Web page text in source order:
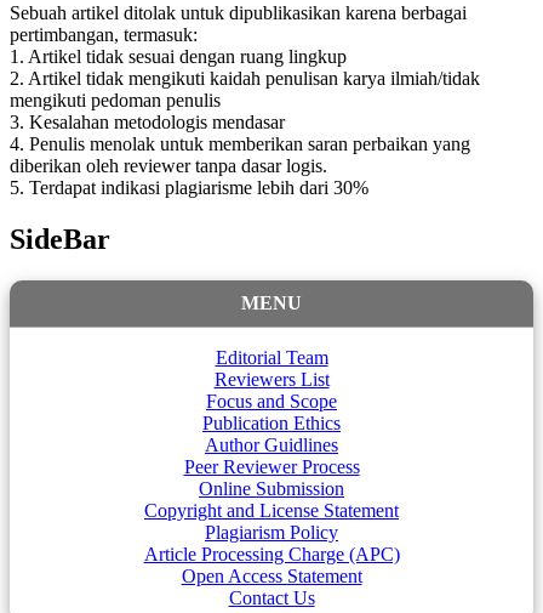
Sebuah artikel ditolak untuk dipublikasikan karena berbagai
pertimbangan, termasuk:
1. Artikel tidak sesuai dengan ruang lingkup
2. Artikel tidak mengikuti kaidah penulisan karya ilmiah/tidak
mengikuti pedoman penulis
3. Kesalahan metodologis mendasar
4. Penulis menolak untuk memberikan saran perbaikan yang
diberikan oleh reviewer tanpa dasar logis.
5. Terdapat indikasi plagiarisme lebih dari 30%
SideBar
MENU
Editorial Team
Reviewers List
Focus and Scope
Publication Ethics
Author Guidlines
Peer Reviewer Process
Online Submission
Copyright and License Statement
Plagiarism Policy
Article Processing Charge (APC)
Open Access Statement
Contact Us